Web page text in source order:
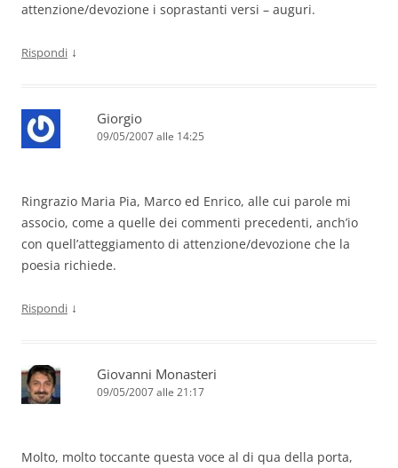
attenzione/devozione i soprastanti versi – auguri.
Rispondi ↓
Giorgio
09/05/2007 alle 14:25
Ringrazio Maria Pia, Marco ed Enrico, alle cui parole mi
associo, come a quelle dei commenti precedenti, anch’io
con quell’atteggiamento di attenzione/devozione che la
poesia richiede.
Rispondi ↓
Giovanni Monasteri
09/05/2007 alle 21:17
Molto, molto toccante questa voce al di qua della porta,